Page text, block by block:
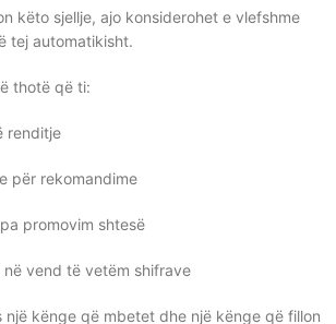
këto sjellje, ajo konsiderohet e vlefshme
tej automatikisht.
thotë që ti:
renditje
për rekomandime
promovim shtesë
vend të vetëm shifrave
një kënge që mbetet dhe një kënge që fillon